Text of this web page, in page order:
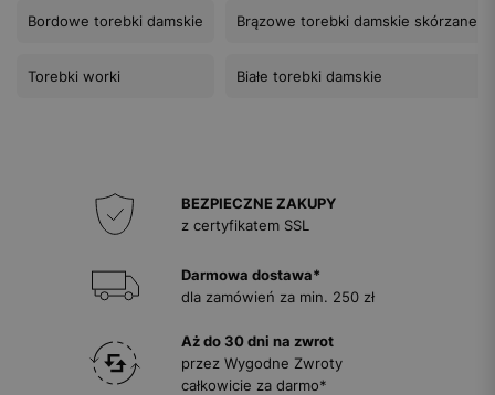
Bordowe torebki damskie
Torebki worki
Brązowe torebki damskie skórzane
Białe torebki damskie
BEZPIECZNE ZAKUPY
z certyfikatem SSL
Darmowa dostawa*
dla zamówień za min. 250 zł
Aż do 30 dni na zwrot
przez Wygodne Zwroty
całkowicie za darmo*